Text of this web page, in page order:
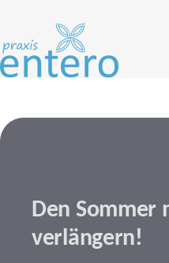
überspringen
springen
Den Sommer
verlängern!